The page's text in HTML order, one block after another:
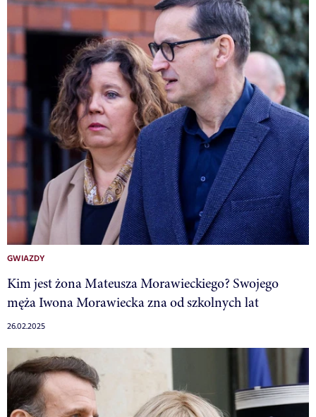
GWIAZDY
Kim jest żona Mateusza Morawieckiego? Swojego
męża Iwona Morawiecka zna od szkolnych lat
26.02.2025